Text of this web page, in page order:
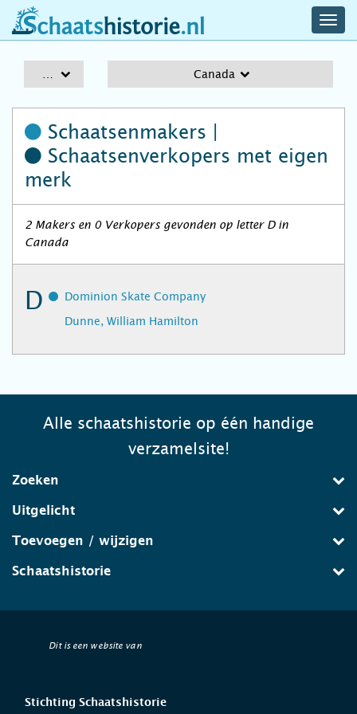
schaatshistorie.nl
Canada
Schaatsenmakers |
Schaatsenverkopers met eigen
merk
2 Makers en 0 Verkopers gevonden op letter D in
Canada
D
Dominion Skate Company
Dunne, William Hamilton
Alle schaatshistorie op één handige
verzamelsite!
Zoeken
Uitgelicht
Toevoegen / wijzigen
Schaatshistorie
Dit is een website van
Stichting Schaatshistorie